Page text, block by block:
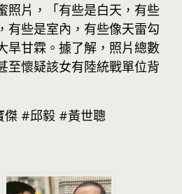
照片，「有些是白天，有些
有些是室內，有些像天雷勾
旱甘霖。據了解，照片總數
至懷疑該女有陸統戰單位背
#邱毅 #黃世聰